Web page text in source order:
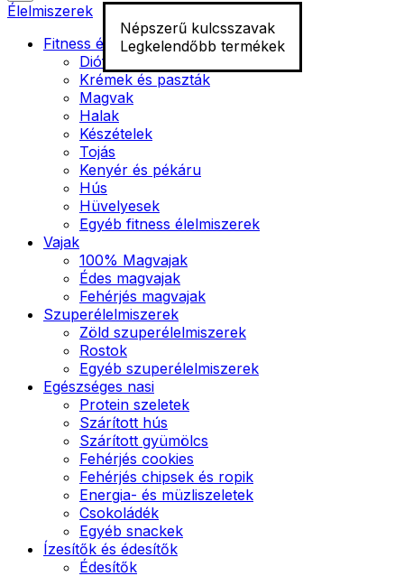
Népszerű kulcsszavak
Legkelendőbb termékek
Élelmiszerek
Fitness élelmiszer
Diófélék
Krémek és paszták
Magvak
Halak
Készételek
Tojás
Kenyér és pékáru
Hús
Hüvelyesek
Egyéb fitness élelmiszerek
Vajak
100% Magvajak
Édes magvajak
Fehérjés magvajak
Szuperélelmiszerek
Zöld szuperélelmiszerek
Rostok
Egyéb szuperélelmiszerek
Egészséges nasi
Protein szeletek
Szárított hús
Szárított gyümölcs
Fehérjés cookies
Fehérjés chipsek és ropik
Energia- és müzliszeletek
Csokoládék
Egyéb snackek
Ízesítők és édesítők
Édesítők